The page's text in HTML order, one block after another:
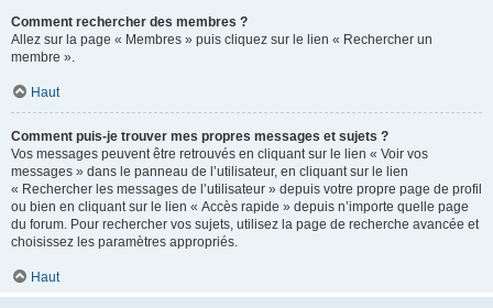
Comment rechercher des membres ?
Allez sur la page « Membres » puis cliquez sur le lien « Rechercher un
membre ».
Haut
Comment puis-je trouver mes propres messages et sujets ?
Vos messages peuvent être retrouvés en cliquant sur le lien « Voir vos
messages » dans le panneau de l’utilisateur, en cliquant sur le lien
« Rechercher les messages de l’utilisateur » depuis votre propre page de profil
ou bien en cliquant sur le lien « Accès rapide » depuis n’importe quelle page
du forum. Pour rechercher vos sujets, utilisez la page de recherche avancée et
choisissez les paramètres appropriés.
Haut